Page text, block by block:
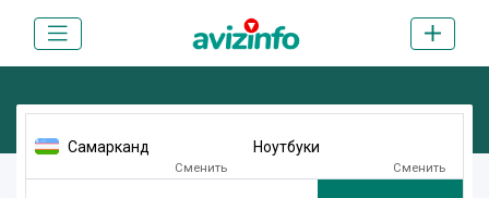
Самарканд
Сменить
Ноутбуки
Сменить